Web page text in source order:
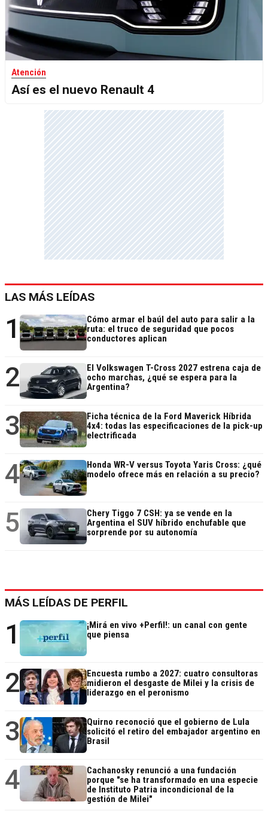
Atención
Así es el nuevo Renault 4
LAS MÁS LEÍDAS
1
Cómo armar el baúl del auto para salir a la
ruta: el truco de seguridad que pocos
conductores aplican
2
El Volkswagen T-Cross 2027 estrena caja de
ocho marchas, ¿qué se espera para la
Argentina?
3
Ficha técnica de la Ford Maverick Híbrida
4x4: todas las especificaciones de la pick-up
electrificada
4
Honda WR-V versus Toyota Yaris Cross: ¿qué
modelo ofrece más en relación a su precio?
5
Chery Tiggo 7 CSH: ya se vende en la
Argentina el SUV híbrido enchufable que
sorprende por su autonomía
MÁS LEÍDAS DE PERFIL
1
¡Mirá en vivo +Perfil!: un canal con gente
que piensa
2
Encuesta rumbo a 2027: cuatro consultoras
midieron el desgaste de Milei y la crisis de
liderazgo en el peronismo
3
Quirno reconoció que el gobierno de Lula
solicitó el retiro del embajador argentino en
Brasil
4
Cachanosky renunció a una fundación
porque "se ha transformado en una especie
de Instituto Patria incondicional de la
gestión de Milei"